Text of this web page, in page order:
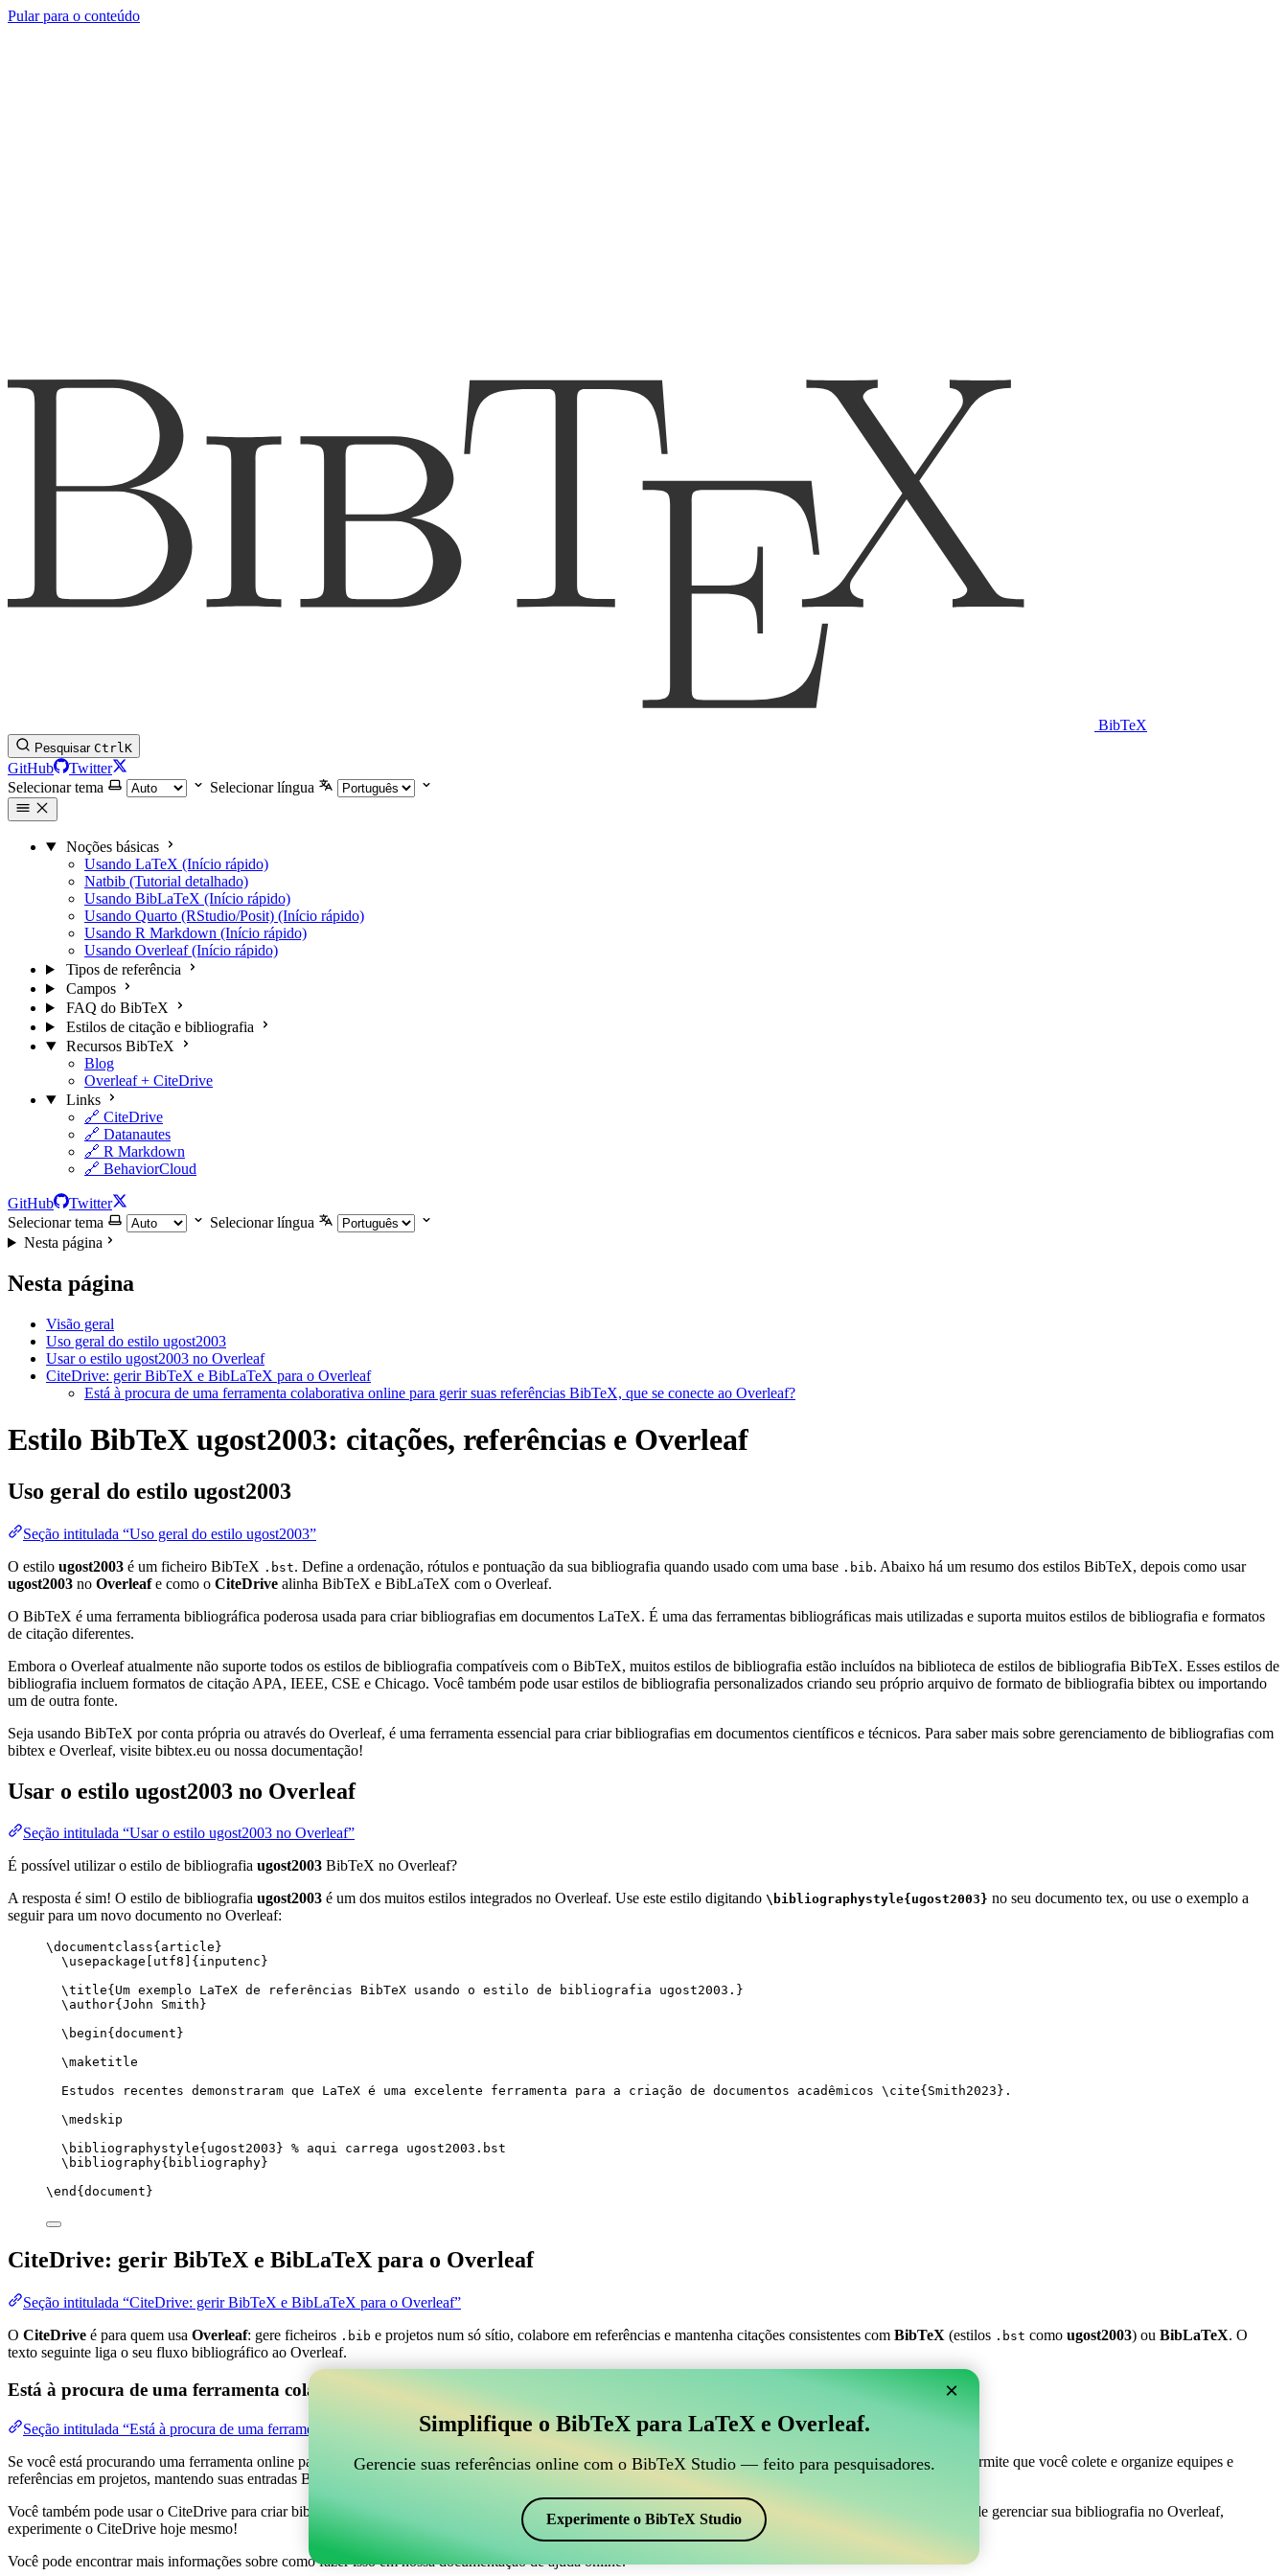
Pular para o conteúdo
BibTeX
Pesquisar CtrlK
GitHub
Twitter
Selecionar tema
Selecionar língua
Noções básicas
Usando LaTeX (Início rápido)
Natbib (Tutorial detalhado)
Usando BibLaTeX (Início rápido)
Usando Quarto (RStudio/Posit) (Início rápido)
Usando R Markdown (Início rápido)
Usando Overleaf (Início rápido)
Tipos de referência
Campos
FAQ do BibTeX
Estilos de citação e bibliografia
Recursos BibTeX
Blog
Overleaf + CiteDrive
Links
🔗 CiteDrive
🔗 Datanautes
🔗 R Markdown
🔗 BehaviorCloud
GitHub
Twitter
Selecionar tema
Selecionar língua
Nesta página
Nesta página
Visão geral
Uso geral do estilo ugost2003
Usar o estilo ugost2003 no Overleaf
CiteDrive: gerir BibTeX e BibLaTeX para o Overleaf
Está à procura de uma ferramenta colaborativa online para gerir suas referências BibTeX, que se conecte ao Overleaf?
Estilo BibTeX ugost2003: citações, referências e Overleaf
Uso geral do estilo ugost2003
Seção intitulada “Uso geral do estilo ugost2003”
O estilo ugost2003 é um ficheiro BibTeX .bst. Define a ordenação, rótulos e pontuação da sua bibliografia quando usado com uma base .bib. Abaixo há um resumo dos estilos BibTeX, depois como usar
ugost2003 no Overleafe como o CiteDrive alinha BibTeX e BibLaTeX com o Overleaf.
O BibTeX é uma ferramenta bibliográfica poderosa usada para criar bibliografias em documentos LaTeX. É uma das ferramentas bibliográficas mais utilizadas e suporta muitos estilos de bibliografia e formatos
de citação diferentes.
Embora o Overleaf atualmente não suporte todos os estilos de bibliografia compatíveis com o BibTeX, muitos estilos de bibliografia estão incluídos na biblioteca de estilos de bibliografia BibTeX. Esses estilos de
bibliografia incluem formatos de citação APA, IEEE, CSE e Chicago. Você também pode usar estilos de bibliografia personalizados criando seu próprio arquivo de formato de bibliografia bibtex ou importando
um de outra fonte.
Seja usando BibTeX por conta própria ou através do Overleaf, é uma ferramenta essencial para criar bibliografias em documentos científicos e técnicos. Para saber mais sobre gerenciamento de bibliografias com
bibtex e Overleaf, visite bibtex.eu ou nossa documentação!
Usar o estilo ugost2003 no Overleaf
Seção intitulada “Usar o estilo ugost2003 no Overleaf”
É possível utilizar o estilo de bibliografia ugost2003 BibTeX no Overleaf?
A resposta é sim! O estilo de bibliografia ugost2003 é um dos muitos estilos integrados no Overleaf. Use este estilo digitando \bibliographystyle{ugost2003} no seu documento tex, ou use o exemplo a
seguir para um novo documento no Overleaf:
\documentclass{ article }
\usepackage
utf8 ]{ inputenc }
\title{Um exemplo LaTeX de referências BibTeX usando o estilo de bibliografia ugost2003.}
\author{John Smith}
\begin{ document }
\maketitle
Estudos recentes demonstraram que LaTeX é uma excelente ferramenta para a criação de documentos acadêmicos \cite{ Smith2023 }.
\medskip
\bibliographystyle{ugost2003} % aqui carrega ugost2003.bst
\bibliography{bibliography}
\end { document }
CiteDrive: gerir BibTeX e BibLaTeX para o Overleaf
Seção intitulada “CiteDrive: gerir BibTeX e BibLaTeX para o Overleaf”
O CiteDrive é para quem usa Overleaf: gere ficheiros .bib e projetos num só sítio, colabore em referências e mantenha citações consistentes com BibTeX (estilos .bst como ugost2003) ou BibLaTeX. O
texto seguinte liga o seu fluxo bibliográfico ao Overleaf.
Está à procura de uma ferramenta colaborativa online para gerir suas referências BibTeX, que se conecte ao Overleaf?
Seção intitulada “Está à procura de uma ferramenta colaborativa online para gerir suas referências BibTeX, que se conecte ao Overleaf?”
Se você está procurando uma ferramenta online para ajudar a gerenciar suas referências, citações e bibliografia no Overleaf, o CiteDrive pode ser perfeito! Ele permite que você colete e organize equipes e
referências em projetos, mantendo suas entradas BibTeX atualizadas em seu projeto Overleaf.
Você também pode usar o CiteDrive para criar bibliografias e citações em vários estilos, incluindo ugost2003. Então, se você está procurando uma maneira fácil de gerenciar sua bibliografia no Overleaf,
experimente o CiteDrive hoje mesmo!
Você pode encontrar mais informações sobre como fazer isso em nossa documentação de ajuda online.
×
Simplifique o BibTeX para LaTeX e Overleaf.
Gerencie suas referências online com o BibTeX Studio — feito para pesquisadores.
Experimente o BibTeX Studio